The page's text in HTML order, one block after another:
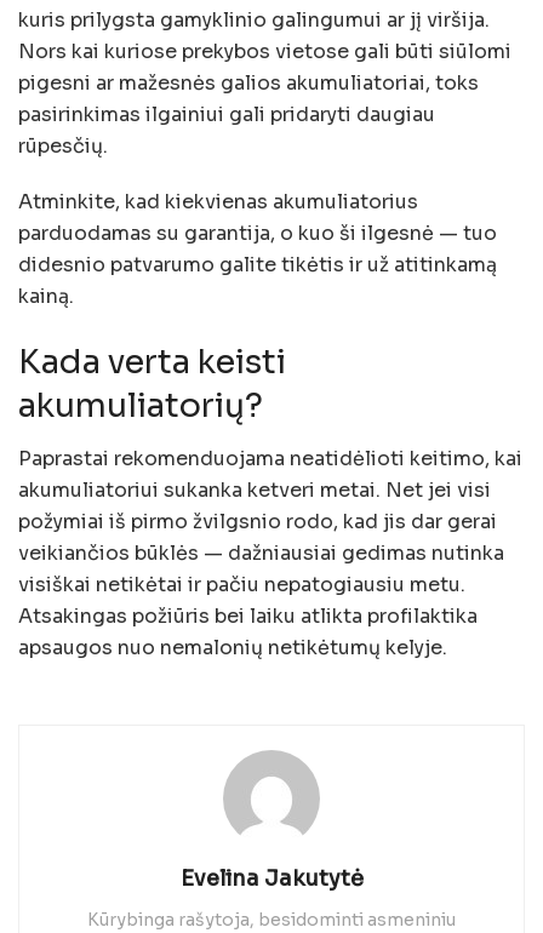
kuris prilygsta gamyklinio galingumui ar jį viršija.
Nors kai kuriose prekybos vietose gali būti siūlomi
pigesni ar mažesnės galios akumuliatoriai, toks
pasirinkimas ilgainiui gali pridaryti daugiau
rūpesčių.
Atminkite, kad kiekvienas akumuliatorius
parduodamas su garantija, o kuo ši ilgesnė — tuo
didesnio patvarumo galite tikėtis ir už atitinkamą
kainą.
Kada verta keisti
akumuliatorių?
Paprastai rekomenduojama neatidėlioti keitimo, kai
akumuliatoriui sukanka ketveri metai. Net jei visi
požymiai iš pirmo žvilgsnio rodo, kad jis dar gerai
veikiančios būklės — dažniausiai gedimas nutinka
visiškai netikėtai ir pačiu nepatogiausiu metu.
Atsakingas požiūris bei laiku atlikta profilaktika
apsaugos nuo nemalonių netikėtumų kelyje.
Evelina Jakutytė
Kūrybinga rašytoja, besidominti asmeniniu